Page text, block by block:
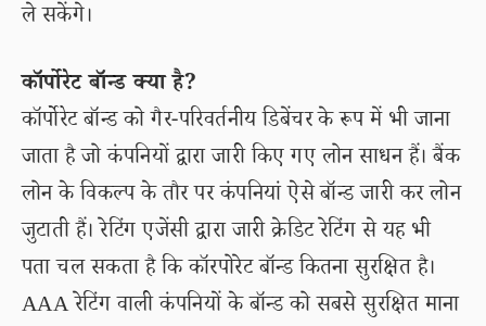
ले सकेंगे।
कॉर्पोरेट बॉन्ड क्या है?
कॉर्पोरेट बॉन्ड को गैर-परिवर्तनीय डिबेंचर के रूप में भी जाना
जाता है जो कंपनियों द्वारा जारी किए गए लोन साधन हैं। बैंक
लोन के विकल्प के तौर पर कंपनियां ऐसे बॉन्ड जारी कर लोन
जुटाती हैं। रेटिंग एजेंसी द्वारा जारी क्रेडिट रेटिंग से यह भी
पता चल सकता है कि कॉरपोरेट बॉन्ड कितना सुरक्षित है।
AAA रेटिंग वाली कंपनियों के बॉन्ड को सबसे सुरक्षित माना